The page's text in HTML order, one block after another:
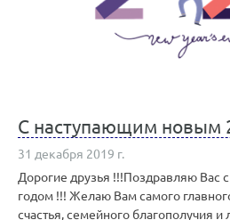
С наступающим новым
31 декабря 2019 г.
Дорогие друзья !!!Поздравляю
годом !!! Желаю Вам самого
счастья, семейного благополучия